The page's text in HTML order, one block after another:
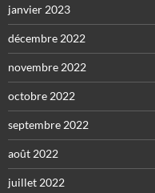
janvier 2023
décembre 2022
novembre 2022
octobre 2022
septembre 2022
août 2022
juillet 2022